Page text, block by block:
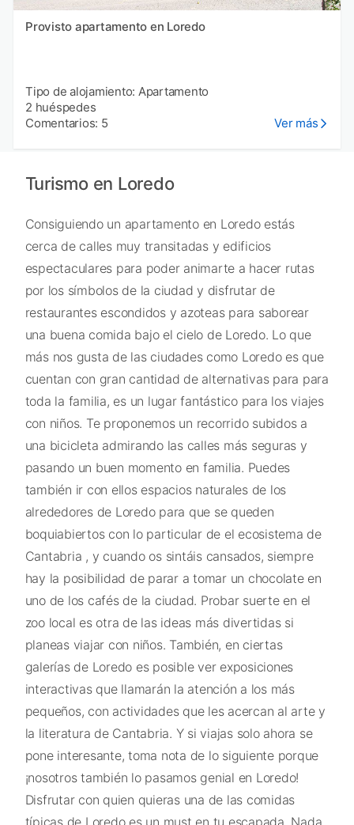
Provisto apartamento en Loredo
Tipo de alojamiento: Apartamento
2 huéspedes
Comentarios: 5
Ver más
Turismo en Loredo
Consiguiendo un apartamento en Loredo estás
cerca de calles muy transitadas y edificios
espectaculares para poder animarte a hacer rutas
por los símbolos de la ciudad y disfrutar de
restaurantes escondidos y azoteas para saborear
una buena comida bajo el cielo de Loredo. Lo que
más nos gusta de las ciudades como Loredo es que
cuentan con gran cantidad de alternativas para para
toda la familia, es un lugar fantástico para los viajes
con niños. Te proponemos un recorrido subidos a
una bicicleta admirando las calles más seguras y
pasando un buen momento en familia. Puedes
también ir con ellos espacios naturales de los
alrededores de Loredo para que se queden
boquiabiertos con lo particular de el ecosistema de
Cantabria , y cuando os sintáis cansados, siempre
hay la posibilidad de parar a tomar un chocolate en
uno de los cafés de la ciudad. Probar suerte en el
zoo local es otra de las ideas más divertidas si
planeas viajar con niños. También, en ciertas
galerías de Loredo es posible ver exposiciones
interactivas que llamarán la atención a los más
pequeños, con actividades que les acercan al arte y
la literatura de Cantabria. Y si viajas solo ahora se
pone interesante, toma nota de lo siguiente porque
¡nosotros también lo pasamos genial en Loredo!
Disfrutar con quien quieras una de las comidas
típicas de Loredo es un must en tu escapada. Nada